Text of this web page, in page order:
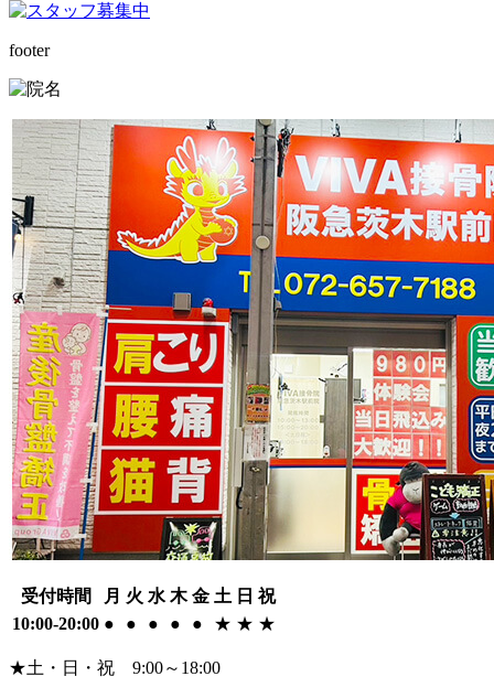
footer
受付時間 月 火 水 木 金 土 日 祝
10:00-20:00 ● ● ● ● ● ★ ★ ★
★土・日・祝 9:00～18:00